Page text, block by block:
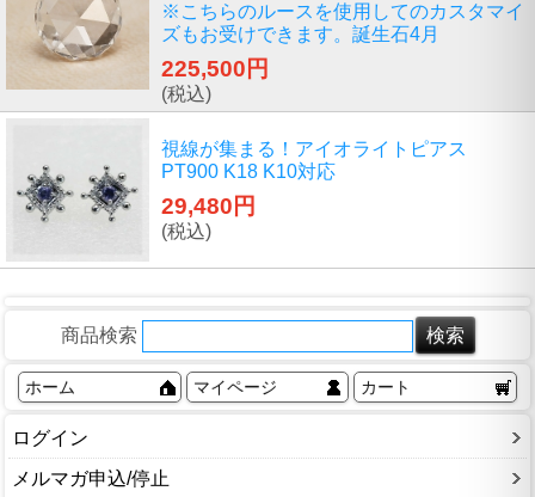
※こちらのルースを使用してのカスタマイ
ズもお受けできます。誕生石4月
225,500円
(税込)
視線が集まる！アイオライトピアス
PT900 K18 K10対応
29,480円
(税込)
商品検索
ホーム マイページ カート
ログイン
メルマガ申込/停止